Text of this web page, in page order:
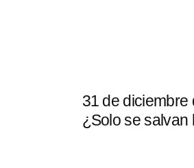
31 de diciembre
¿Solo se salvan